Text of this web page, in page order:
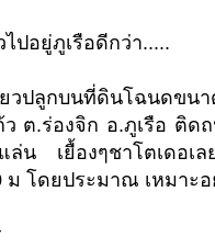
ปอยู่ภูเรือดีกว่า.....
วปลูกบนที่ดินโฉนดขน
ต.ร่องจิก อ.ภูเรือ ติด
ล่น เยื้องๆชาโตเดอเ
ม โดยประมาณ เหมาะ